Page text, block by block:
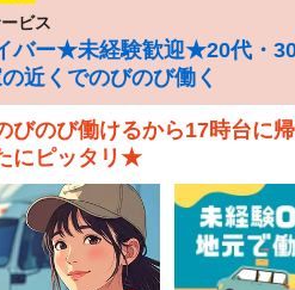
ビス
バー★未経験歓迎★20代・
近くでのびのび働く
びのび働けるから17時台に
にピッタリ★